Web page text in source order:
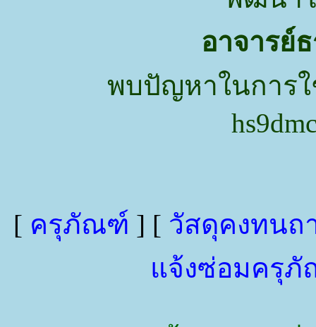
อาจารย์
พบปัญหาในการ
[ ครุภัณฑ์ ] [ วัสดุคงทนถ
แจ้งซ่อมครุ